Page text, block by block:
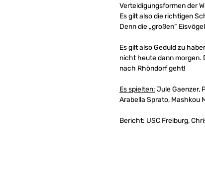
Verteidigungsformen der
Es gilt also die richtigen
Denn die „großen“
Es gilt also Geduld zu
nicht heute dann morgen.
nach Rhöndorf geht!
Es spielten: Jule Gaenzer,
Arabella Sprato, Mashkou
Bericht: USC Freiburg,